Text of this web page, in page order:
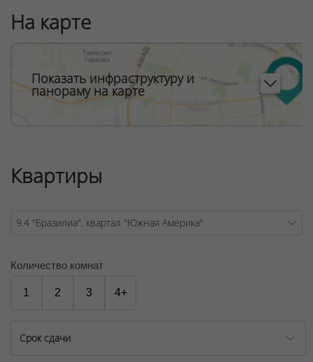
вас гостей. Фантазия дизайнеров вестибюля
«Бразилиа» погружает нас в атмосферу тропических
лесов. Она будет дополнена экзотическими живыми
растениями в кадках. Здесь есть санитарная комната с
пеленальным столиком для малышей.
Договор на оказание риэлтерских услуг № 448/6, от
На карте
Показать инфраструктуру и
панораму на карте
Квартиры
Количество комнат
1 2 3 4+
Срок сдачи